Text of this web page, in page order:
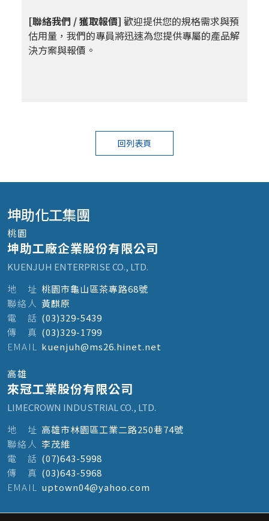
[聯絡我們 / 獲取報價] 歡迎提供您的規格需求與預
估用量，我們的專員將迅速為您提供專屬的產品解
決方案與報價。
回列表頁
坤助化工集團
桃園
坤助工廠企業股份有限公司
KUENJUH ENTERPRISE CO., LTD.
地
址 桃園市龜山區茶專路68號
聯絡 人 黃麒原
電
話 (03)329-5439
傳
真 (03)329-1799
EMAI L kuenjuh@ms26.hinet.net
高雄
來冠工業股份有限公司
LIMECROWN INDUSTRIAL CO., LTD.
地
址 高雄市林園區工業二路250巷74號
聯絡 人 李茂維
電
話 (07)643-5998
傳
真 (03)643-5968
EMAI L uptown04@yahoo.com